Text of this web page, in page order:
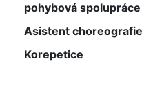
pohybová spolupráce
Asistent choreografie
Korepetice